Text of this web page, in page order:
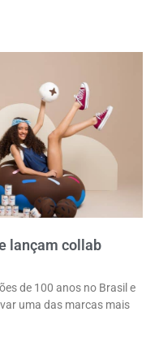
lançam collab
de 100 anos no Brasil e
uma das marcas mais